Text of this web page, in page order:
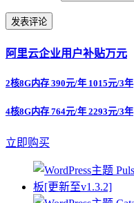
阿里云企业用户补贴万元
2核8G内存 390元/年 1015元/3年
4核8G内存 764元/年 2293元/3年
立即购买